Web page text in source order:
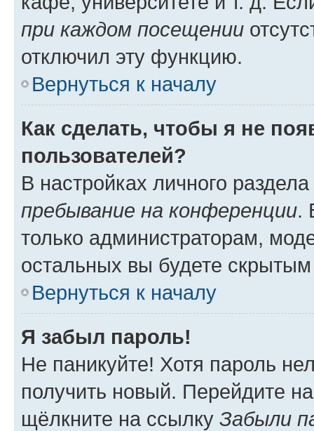
при каждом посещении
отключил эту функцию.
Вернуться к началу
Как сделать, чтобы я не
пользователей?
В настройках личного
пребывание на конференции.
только администраторам,
остальных вы будете
Вернуться к началу
Я забыл пароль!
Не паникуйте! Хотя пароль
получить новый. Перейдите
щёлкните на ссылку Забыли